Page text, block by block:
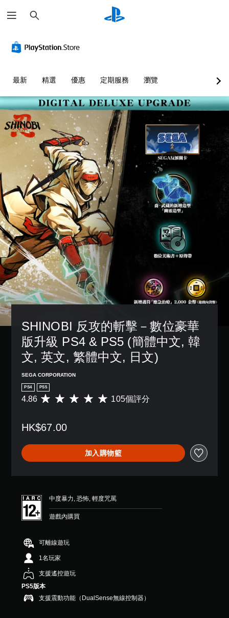
尋
最新 精選 優惠 定期服務 瀏覽
SHINOBI 反攻的斬擊－數位豪華
版升級 PS4 & PS5 (簡體中文, 韓
文, 英文, 繁體中文, 日文)
SEGA CORPORATION
PS4 PS5
平
分
4
.
（
滿
分
顆
星
）
，
共
1
5
4.86 105個評分
HK$67.00
加入購物籃
中度暴力, 恐怖, 輕度咒罵
遊戲內購買
可離線遊玩
1名玩家
支援遙控遊玩
PS5版本
支援震動功能（DualSense無線控制器）